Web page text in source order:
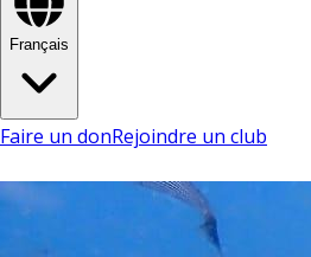
Français
Faire un donRejoindre un club